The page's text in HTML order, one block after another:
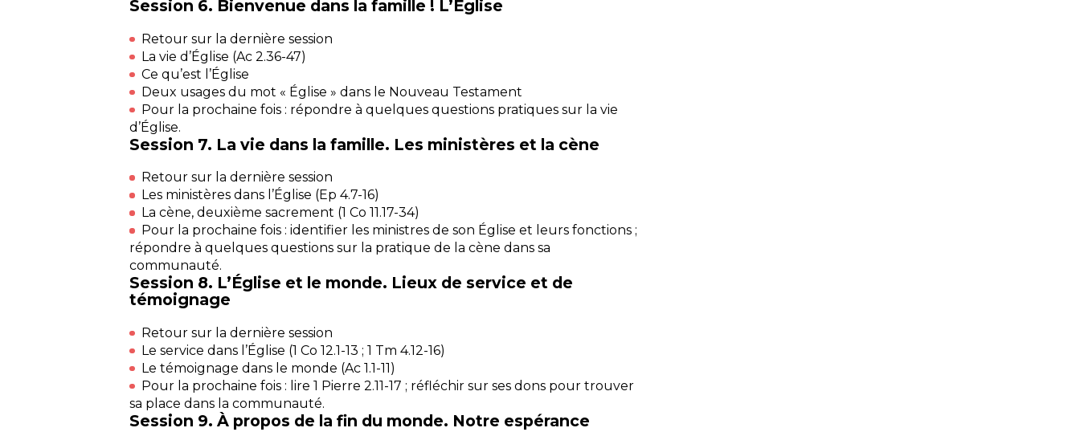
Session 6. Bienvenue dans la famille ! L’Église
Retour sur la dernière session
La vie d’Église (Ac 2.36-47)
Ce qu’est l’Église
Deux usages du mot « Église » dans le Nouveau Testament
Pour la prochaine fois : répondre à quelques questions pratiques sur la vie
d’Église.
Session 7. La vie dans la famille. Les ministères et la cène
Retour sur la dernière session
Les ministères dans l’Église (Ep 4.7-16)
La cène, deuxième sacrement (1 Co 11.17-34)
Pour la prochaine fois : identifier les ministres de son Église et leurs fonctions ;
répondre à quelques questions sur la pratique de la cène dans sa
communauté.
Session 8. L’Église et le monde. Lieux de service et de
témoignage
Retour sur la dernière session
Le service dans l’Église (1 Co 12.1-13 ; 1 Tm 4.12-16)
Le témoignage dans le monde (Ac 1.1-11)
Pour la prochaine fois : lire 1 Pierre 2.11-17 ; réfléchir sur ses dons pour trouver
sa place dans la communauté.
Session 9. À propos de la fin du monde. Notre espérance